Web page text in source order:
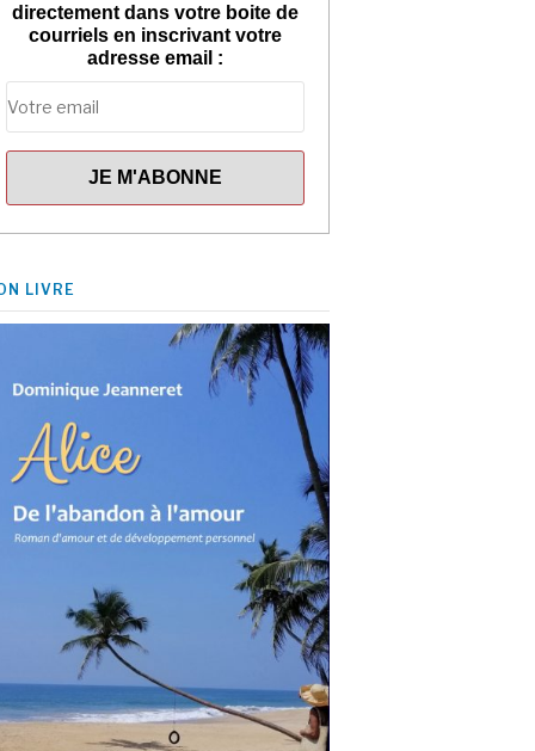
directement dans votre boite de
courriels en inscrivant votre
adresse email :
LIVRE